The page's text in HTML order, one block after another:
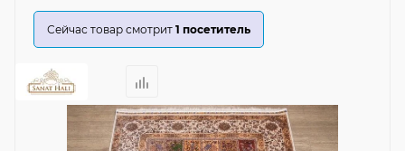
Сейчас товар смотрит 1 посетитель